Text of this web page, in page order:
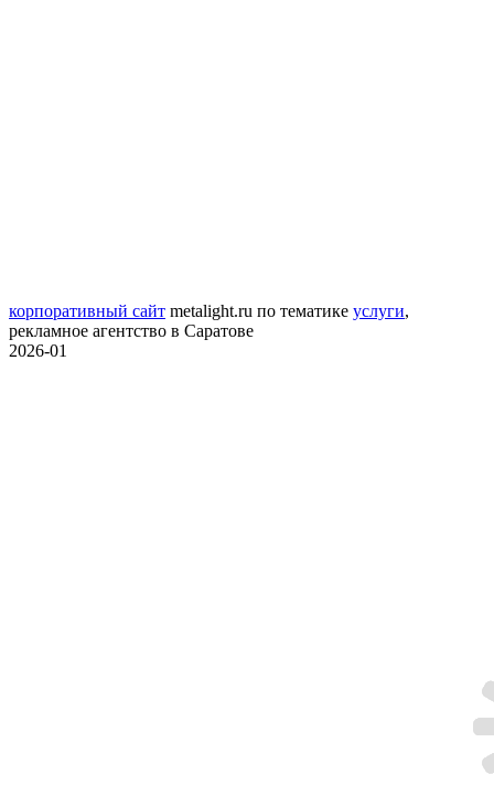
корпоративный сайт metalight.ru по тематике услуги,
рекламное агентство в Саратове
2026-01